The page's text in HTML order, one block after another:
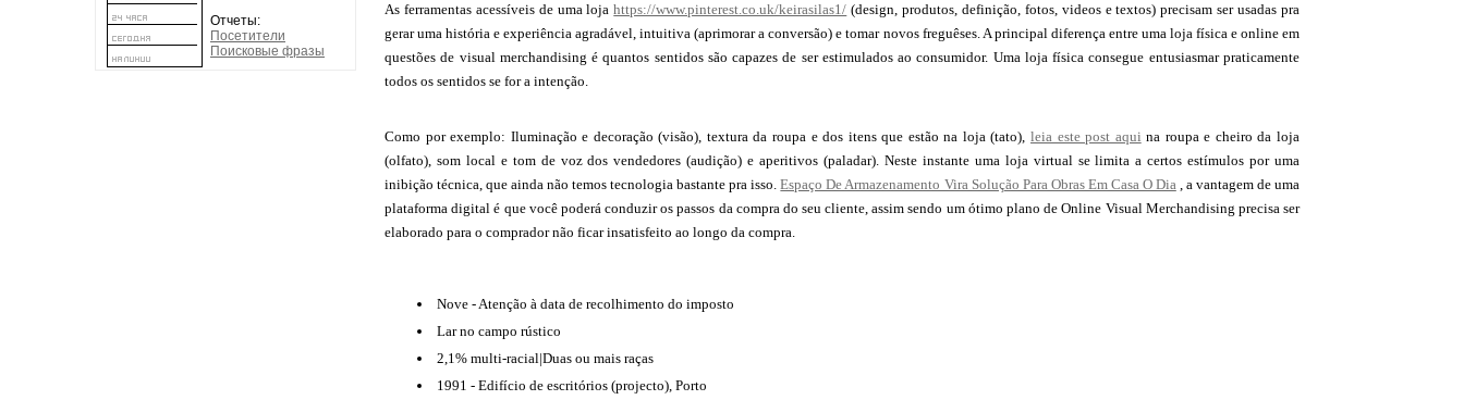
Отчеты:
Посетители
Поисковые фразы
As ferramentas acessíveis de uma lojahttps://www.pinterest.co.uk/keirasilas1/ (design, produtos, definição, fotos, videos e textos) precisam ser usadas pra
gerar uma história e experiência agradável, intuitiva (aprimorar a conversão) e tomar novos freguêses. A principal diferença entre uma loja física e online em
questões de visual merchandising é quantos sentidos são capazes de ser estimulados ao consumidor. Uma loja física consegue entusiasmar praticamente
todos os sentidos se for a intenção.
Como por exemplo: Iluminação e decoração (visão), textura da roupa e dos itens que estão na loja (tato), leia este post aqui na roupa e cheiro da loja
(olfato), som local e tom de voz dos vendedores (audição) e aperitivos (paladar). Neste instante uma loja virtual se limita a certos estímulos por uma
inibição técnica, que ainda não temos tecnologia bastante pra isso.Espaço De Armazenamento Vira Solução Para Obras Em Casa O Dia, a vantagem de uma
plataforma digital é que você poderá conduzir os passos da compra do seu cliente, assim sendo um ótimo plano de Online Visual Merchandising precisa ser
elaborado para o comprador não ficar insatisfeito ao longo da compra.
Nove - Atenção à data de recolhimento do imposto
Lar no campo rústico
2,1% multi-racial|Duas ou mais raças
1991 - Edifício de escritórios (projecto), Porto